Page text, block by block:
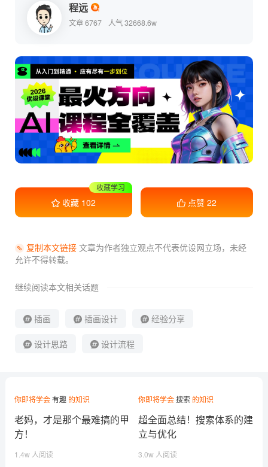
程远
文章 6767 人气 32668.6w
收藏 102
干货满满
点赞 22
复制本文链接文章为作者独立观点不代表优设网立场， 未经
允许不得转载。
继续阅读本文相关话题
插画 插画设计 经验分享
设计思路 设计流程
你即将学会有趣的知识
老妈，才是那个最难搞的甲
方！
1.4w 人阅读
你即将学会搜索 的知识
超全面总结！搜索体系的建
立与优化
3.0w 人阅读